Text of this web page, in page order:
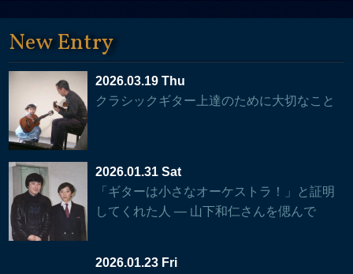
New Entry
2026.03.19 Thu
クラシックギター上達のために大切なこと
2026.01.31 Sat
「ギターは小さなオーケストラ！」と証明
してくれた人 — 山下和仁さんを偲んで
2026.01.23 Fri